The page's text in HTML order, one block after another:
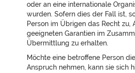
oder an eine internationale
wurden. Sofern dies der Fall ist,
Person im Übrigen das Recht zu,
geeigneten Garantien im
Übermittlung zu erhalten.
Möchte eine betroffene Person
Anspruch nehmen, kann sie sich